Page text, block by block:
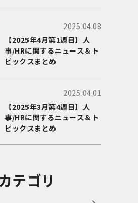
2025.04.08
【2025年4月第1週目】人
事/HRに関するニュース＆ト
ピックスまとめ
2025.04.01
【2025年3月第4週目】人
事/HRに関するニュース＆ト
ピックスまとめ
テゴリ